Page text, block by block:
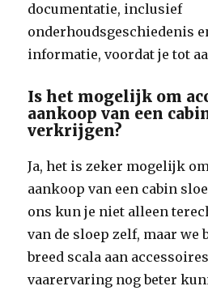
documentatie, inclusief
onderhoudsgeschiedenis
informatie, voordat je tot
Is het mogelijk om
aankoop van een
verkrijgen?
Ja, het is zeker mogelijk
aankoop van een cabin
ons kun je niet alleen
van de sloep zelf, maar we
breed scala aan
vaarervaring nog beter